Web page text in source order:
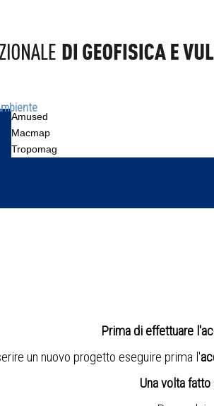
Amused
Macmap
Tropomag
Prima di effettuare
un nuovo progetto eseguire prima l'
Una volta